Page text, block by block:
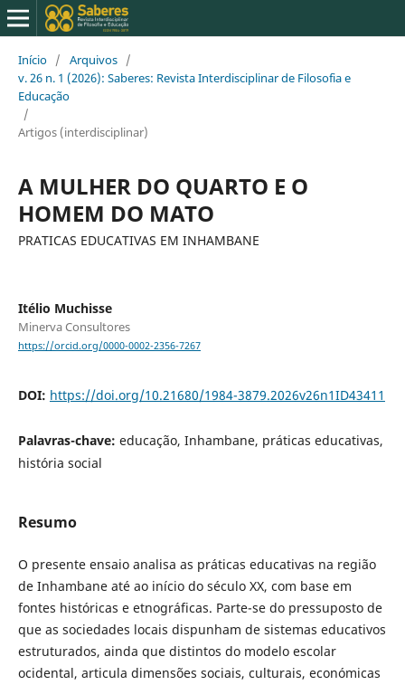
Início / Arquivos /
v. 26 n. 1 (2026): Saberes: Revista Interdisciplinar de Filosofia e
Educação
/
Artigos (interdisciplinar)
A MULHER DO QUARTO E O
HOMEM DO MATO
PRATICAS EDUCATIVAS EM INHAMBANE
Itélio Muchisse
Minerva Consultores
https://orcid.org/0000-0002-2356-7267
DOI: https://doi.org/10.21680/1984-3879.2026v26n1ID43411
Palavras-chave: educação, Inhambane, práticas educativas,
história social
Resumo
O presente ensaio analisa as práticas educativas na região
de Inhambane até ao início do século XX, com base em
fontes históricas e etnográficas. Parte-se do pressuposto de
que as sociedades locais dispunham de sistemas educativos
estruturados, ainda que distintos do modelo escolar
ocidental, articula dimensões sociais, culturais, económicas